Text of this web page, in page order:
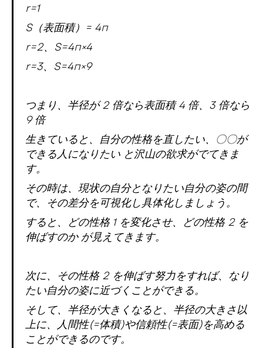
r=1
S（表面積）= 4π
r=2、S=4π×4
r=3、S=4π×9
つまり、半径が 2 倍なら表面積 4 倍、3 倍なら
9 倍
生きていると、自分の性格を直したい、〇〇が
できる人になりたい と沢山の欲求がでてきま
す。
その時は、現状の自分となりたい自分の姿の間
で、その差分を可視化し具体化しましょう。
すると、どの性格 1 を変化させ、どの性格 2 を
伸ばすのか が見えてきます。
次に、その性格 2 を伸ばす努力をすれば、なり
たい自分の姿に近づくことができる。
そして、半径が大きくなると、半径の大きさ以
上に、人間性(=体積)や信頼性(=表面)を高める
ことができるのです。